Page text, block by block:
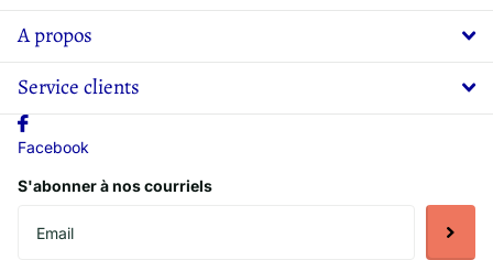
A propos
Service clients
Facebook
S'abonner à nos courriels